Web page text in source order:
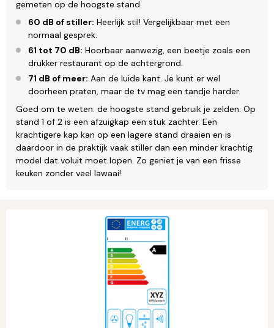
gemeten op de hoogste stand.
60 dB of stiller: Heerlijk stil! Vergelijkbaar met een
normaal gesprek.
61 tot 70 dB: Hoorbaar aanwezig, een beetje zoals een
drukker restaurant op de achtergrond.
71 dB of meer: Aan de luide kant. Je kunt er wel
doorheen praten, maar de tv mag een tandje harder.
Goed om te weten: de hoogste stand gebruik je zelden. Op
stand 1 of 2 is een afzuigkap een stuk zachter. Een
krachtigere kap kan op een lagere stand draaien en is
daardoor in de praktijk vaak stiller dan een minder krachtig
model dat voluit moet lopen. Zo geniet je van een frisse
keuken zonder veel lawaai!